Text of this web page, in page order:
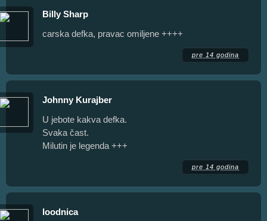
Billy Sharp
carska defka, pravac omiljene ++++
pre 14 godina
Johnny Kurajber
U jebote kakva defka.
Svaka čast.
Milutin je legenda +++
pre 14 godina
loodnica